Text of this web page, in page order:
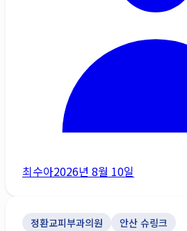
최수아2026년 8월 10일
정환교피부과의원 안산 슈링크